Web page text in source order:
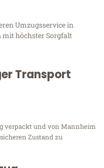
Umzugsservice in
mit höchster Sorgfalt
Transport
verpackt und von Mannheim
Zustand zu